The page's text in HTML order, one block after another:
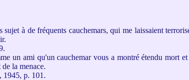
sujet à de fréquents cauchemars, qui me laissaient
un ami qu'un cauchemar vous a montré étendu mort
la menace.
1945, p. 101.